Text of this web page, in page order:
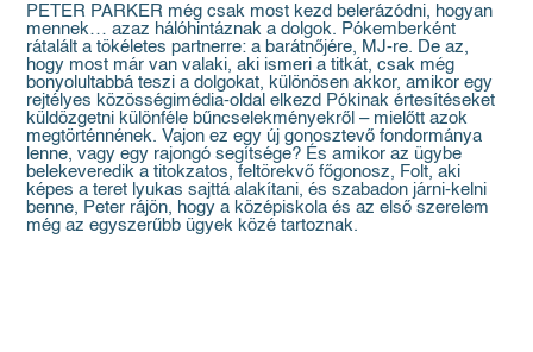
PETER PARKER még csak most kezd belerázódni, hogyan
mennek… azaz hálóhintáznak a dolgok. Pókemberként
rátalált a tökéletes partnerre: a barátnőjére, MJ-re. De az,
hogy most már van valaki, aki ismeri a titkát, csak még
bonyolultabbá teszi a dolgokat, különösen akkor, amikor egy
rejtélyes közösségimédia-oldal elkezd Pókinak értesítéseket
küldözgetni különféle bűncselekményekről – mielőtt azok
megtörténnének. Vajon ez egy új gonosztevő fondormánya
lenne, vagy egy rajongó segítsége? És amikor az ügybe
belekeveredik a titokzatos, feltörekvő főgonosz, Folt, aki
képes a teret lyukas sajttá alakítani, és szabadon járni-kelni
benne, Peter rájön, hogy a középiskola és az első szerelem
még az egyszerűbb ügyek közé tartoznak.